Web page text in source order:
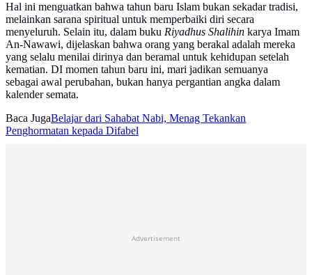
Hal ini menguatkan bahwa tahun baru Islam bukan sekadar tradisi,
melainkan sarana spiritual untuk memperbaiki diri secara
menyeluruh. Selain itu, dalam buku Riyadhus Shalihin karya Imam
An-Nawawi, dijelaskan bahwa orang yang berakal adalah mereka
yang selalu menilai dirinya dan beramal untuk kehidupan setelah
kematian. DI momen tahun baru ini, mari jadikan semuanya
sebagai awal perubahan, bukan hanya pergantian angka dalam
kalender semata.
Baca JugaBelajar dari Sahabat Nabi, Menag Tekankan
Penghormatan kepada Difabel
Advertisement